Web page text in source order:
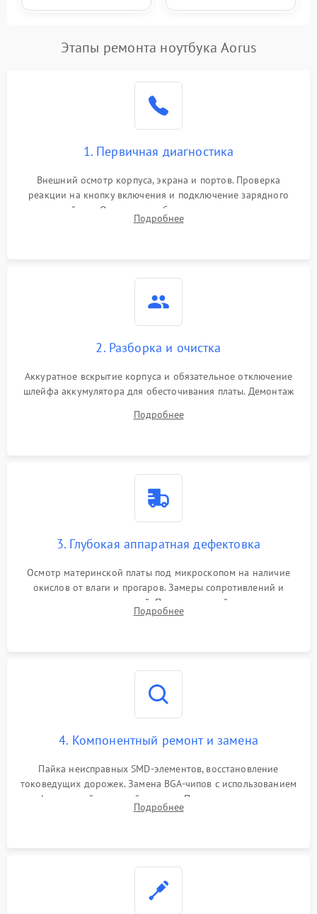
Этапы ремонта ноутбука Aorus
1. Первичная диагностика
Внешний осмотр корпуса, экрана и портов. Проверка
реакции на кнопку включения и подключение зарядного
устройства. Оценка потребления тока с помощью
лабораторного блока питания для локализации проблемы.
Подробнее
2. Разборка и очистка
Аккуратное вскрытие корпуса и обязательное отключение
шлейфа аккумулятора для обесточивания платы. Демонтаж
высохшей термопасты с кристаллов чипов.
Подробнее
3. Глубокая аппаратная дефектовка
Осмотр материнской платы под микроскопом на наличие
окислов от влаги и прогаров. Замеры сопротивлений и
дежурных напряжений. Проверка цепей питания,
мультиконтроллера, процессора и видеочипа.
Подробнее
4. Компонентный ремонт и замена
Пайка неисправных SMD-элементов, восстановление
токоведущих дорожек. Замена BGA-чипов с использованием
инфракрасной паяльной станции. Прошивка микросхемы
BIOS или замена поврежденных портов USB
Подробнее